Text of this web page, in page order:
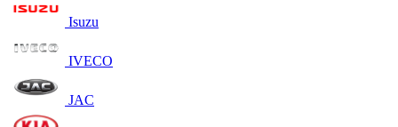
Isuzu
IVECO
JAC